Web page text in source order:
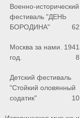
Военно-исторический
фестиваль "ДЕНЬ
БОРОДИНА"
62
Москва за нами. 1941
год.
8
Детский фестиваль
"Стойкий оловянный
содатик"
10